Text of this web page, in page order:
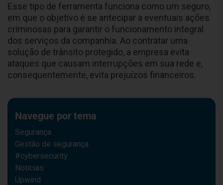
Esse tipo de ferramenta funciona como um seguro,
em que o objetivo é se antecipar a eventuais ações
criminosas para garantir o funcionamento integral
dos serviços da companhia. Ao contratar uma
solução de trânsito protegido, a empresa evita
ataques que causam interrupções em sua rede e,
consequentemente, evita prejuízos financeiros.
Navegue por tema
Segurança
Gestão de segurança
#cybersecurity
Notícias
Upwind